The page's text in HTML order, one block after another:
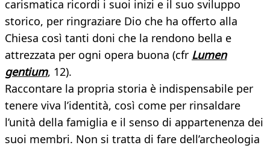
carismatica ricordi i suoi inizi e il suo sviluppo
storico, per ringraziare Dio che ha offerto alla
Chiesa così tanti doni che la rendono bella e
attrezzata per ogni opera buona (cfr Lumen
gentium, 12).
Raccontare la propria storia è indispensabile per
tenere viva l’identità, così come per rinsaldare
l’unità della famiglia e il senso di appartenenza dei
suoi membri. Non si tratta di fare dell’archeologia